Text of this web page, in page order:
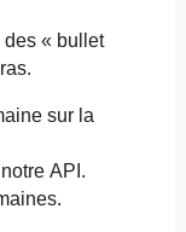
« bullet
sur la
API.